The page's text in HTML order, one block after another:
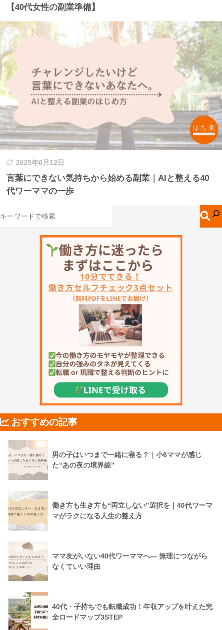
【40代女性の副業準備】
2025年6月12日
言葉にできない気持ちから始める副業｜AIと整える40
代ワーママの一歩
おすすめの記事
男の子はいつまで一緒に寝る？｜小6ママが感じ
た“あの夜の境界線”
働き方も生き方も“両立しない”選択を｜40代ワーマ
マがラクになる人生の整え方
ママ友がいない40代ワーママへ― 無理につながら
なくていい理由
40代・子持ちでも転職成功！年収アップを叶えた完
全ロードマップ3STEP